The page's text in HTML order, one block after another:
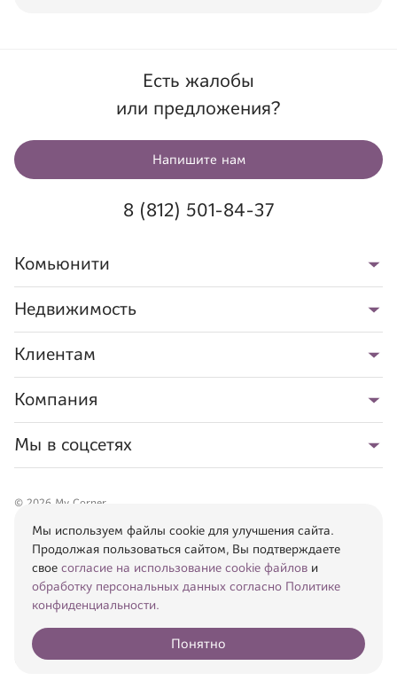
Мы используем файлы cookie для улучшения сайта.
Продолжая пользоваться сайтом, Вы подтверждаете
свое согласие на использование cookie файлов и
обработку персональных данных согласно Политике
конфиденциальности.
Понятно
Есть жалобы
или предложения?
Напишите нам
8 (812) 501-84-37
Комьюнити
Недвижимость
Клиентам
Компания
Мы в соцсетях
© 2026 My Corner
При использовании данного сайта, Вы подтверждаете свое согласие на
использование cookie файлов
обработку персональных данных
Информация, указанная на сайте, носит исключительно рекламный
характер. Все представленные материалы, фотографии, планировки,
проекты использованы с целью визуального представления о
характеристиках недвижимого имущества и помещений. Не является
Сайт отITEF